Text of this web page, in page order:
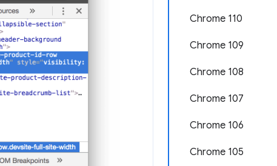
Chrome 110
Chrome 109
Chrome 108
Chrome 107
Chrome 106
Chrome 105